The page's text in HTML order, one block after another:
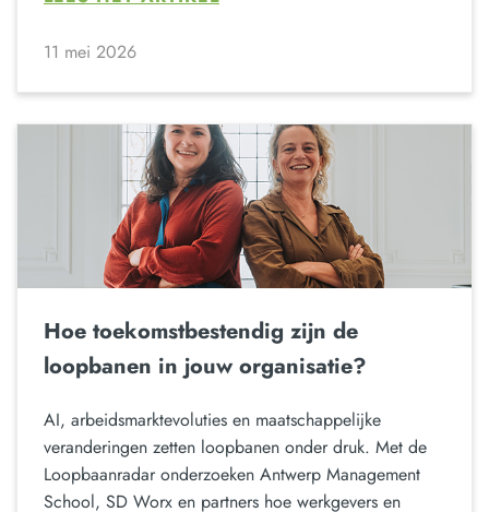
11 mei 2026
Hoe toekomstbestendig zijn de
loopbanen in jouw organisatie?
AI, arbeidsmarktevoluties en maatschappelijke
veranderingen zetten loopbanen onder druk. Met de
Loopbaanradar onderzoeken Antwerp Management
School, SD Worx en partners hoe werkgevers en